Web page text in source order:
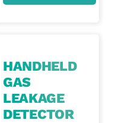
HANDHELD
GAS
LEAKAGE
DETECTOR